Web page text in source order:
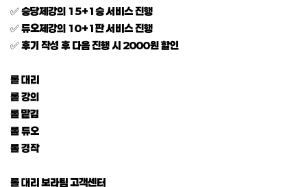
✅ 승당제강의 15+1승 서비스 진행
✅ 듀오제강의 10+1판 서비스 진행
✅ 후기 작성 후 다음 진행 시 2000원 할인
롤 대리
롤 강의
롤 맡김
롤 듀오
롤 경작
롤 대리 보라팀 고객센터